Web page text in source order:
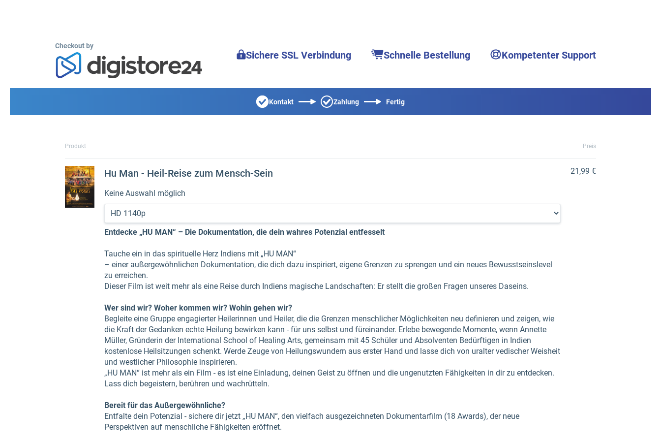
Checkout by
Sichere SSL Verbindung Schnelle Bestellung Kompetenter Support
Kontakt Zahlung Fertig
Produkt Preis
Hu Man - Heil-Reise zum Mensch-Sein
Keine Auswahl möglich
Entdecke „HU MAN“ – Die Dokumentation, die dein wahres Potenzial entfesselt
Tauche ein in das spirituelle Herz Indiens mit „HU MAN“
– einer außergewöhnlichen Dokumentation, die dich dazu inspiriert, eigene Grenzen zu sprengen und ein neues Bewusstseinslevel
zu erreichen.
Dieser Film ist weit mehr als eine Reise durch Indiens magische Landschaften: Er stellt die großen Fragen unseres Daseins.
Wer sind wir? Woher kommen wir? Wohin gehen wir?
Begleite eine Gruppe engagierter Heilerinnen und Heiler, die die Grenzen menschlicher Möglichkeiten neu definieren und zeigen, wie
die Kraft der Gedanken echte Heilung bewirken kann - für uns selbst und füreinander. Erlebe bewegende Momente, wenn Annette
Müller, Gründerin der International School of Healing Arts, gemeinsam mit 45 Schüler und Absolventen Bedürftigen in Indien
kostenlose Heilsitzungen schenkt. Werde Zeuge von Heilungswundern aus erster Hand und lasse dich von uralter vedischer Weisheit
und westlicher Philosophie inspirieren.
„HU MAN“ ist mehr als ein Film - es ist eine Einladung, deinen Geist zu öffnen und die ungenutzten Fähigkeiten in dir zu entdecken.
Lass dich begeistern, berühren und wachrütteln.
Bereit für das Außergewöhnliche?
Entfalte dein Potenzial - sichere dir jetzt „HU MAN“, den vielfach ausgezeichneten Dokumentarfilm (18 Awards), der neue
Perspektiven auf menschliche Fähigkeiten eröffnet.
21,99 €